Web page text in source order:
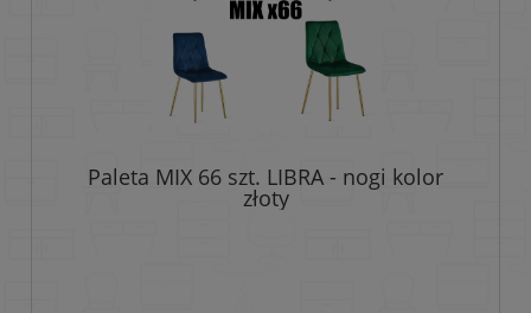
Paleta MIX 66 szt. LIBRA - nogi kolor
złoty